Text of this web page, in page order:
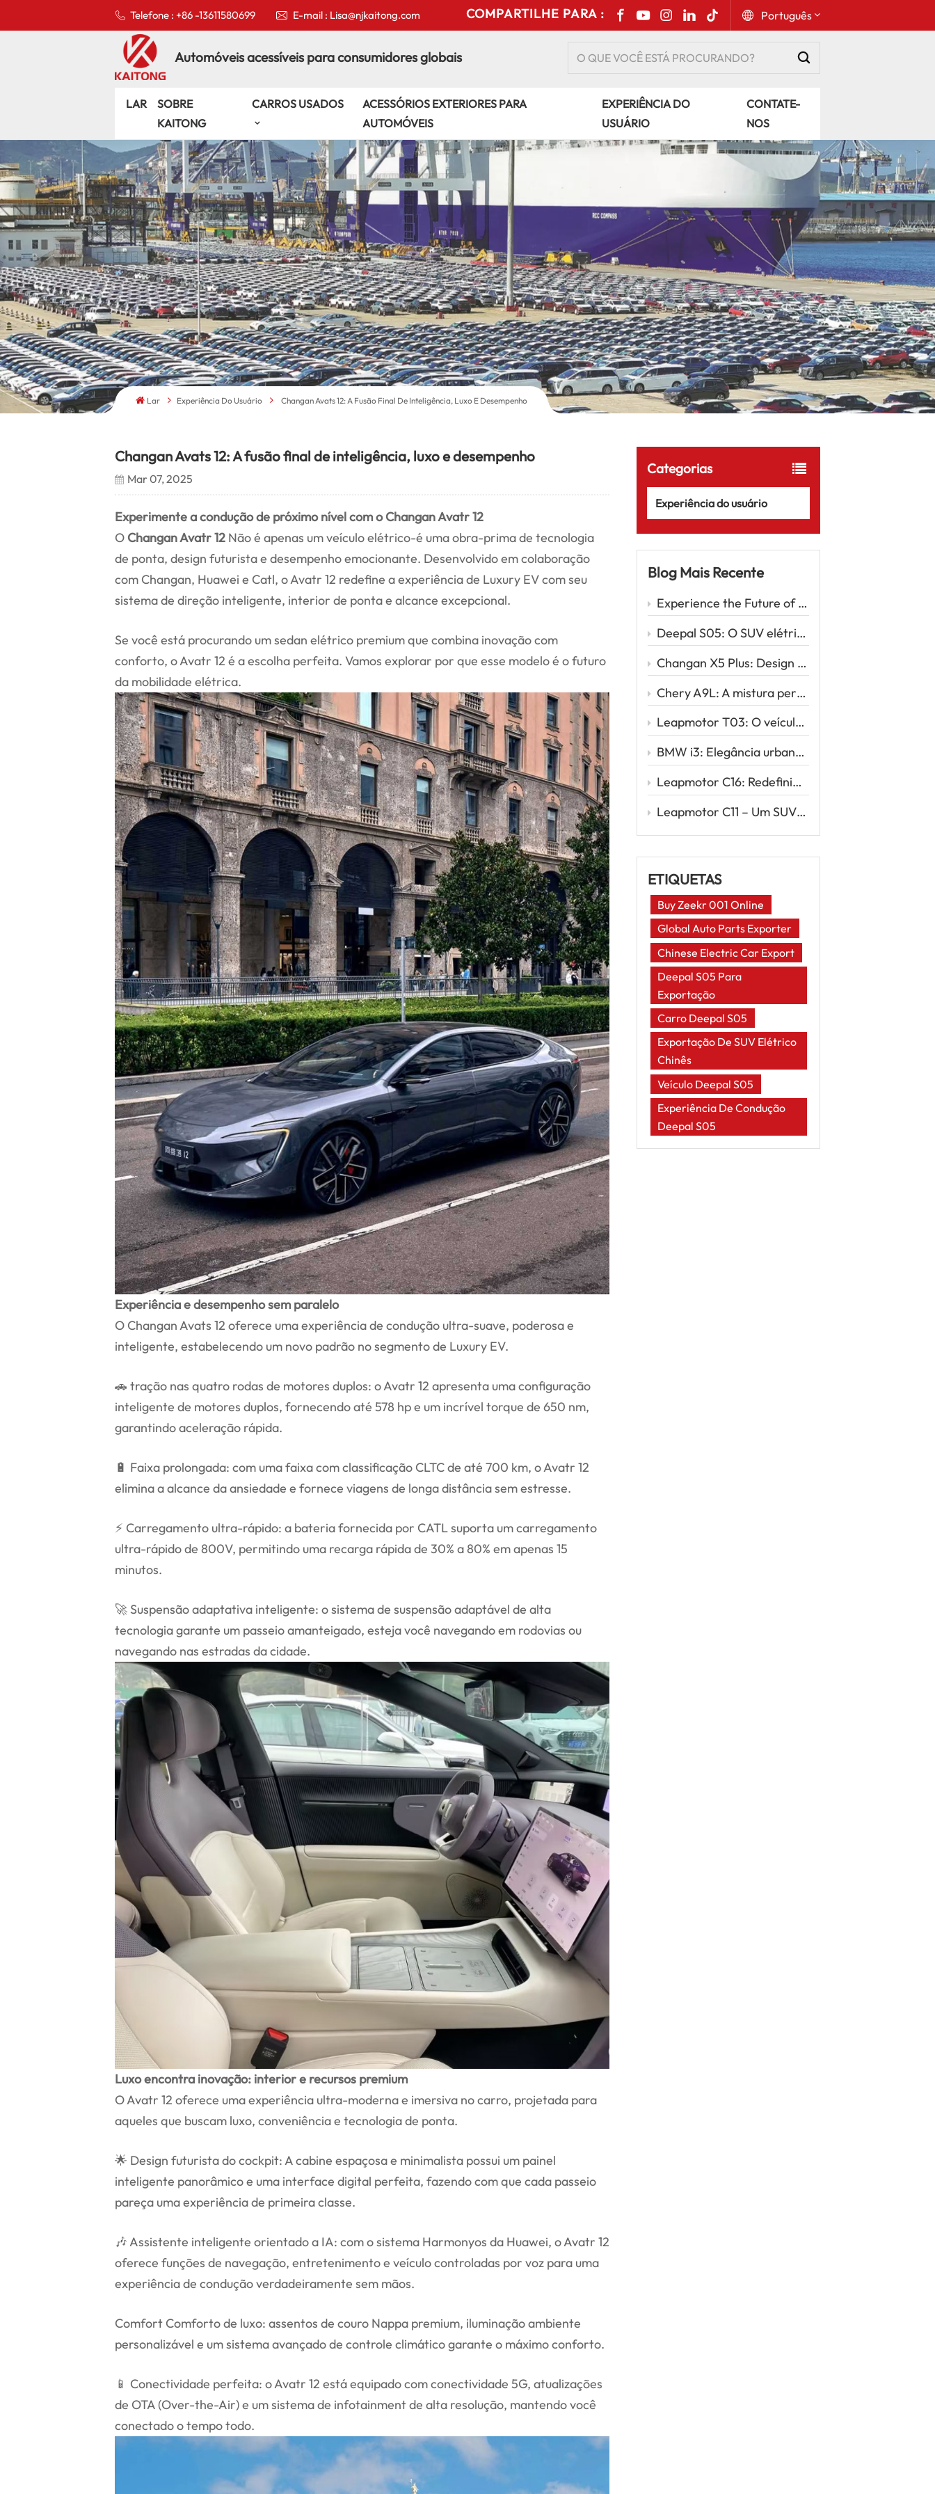
Telefone : +86 -13611580699 E-mail : Lisa@njkaitong.com COMPARTILHE PARA : Português
Русский
Español
Português
عربي
kiswahili
Automóveis acessíveis para consumidores globais
LAR
SOBRE
KAITONG
CARROS USADOS
ACESSÓRIOS EXTERIORES PARA
AUTOMÓVEIS
EXPERIÊNCIA DO
USUÁRIO
CONTATE-
NOS
Lar Experiência Do Usuário Changan Avats 12: A Fusão Final De Inteligência, Luxo E Desempenho
Categorias
Experiência do usuário
Blog Mais Recente
Experience the Future of Driving with the Zeekr 001 – A Luxury EV Redefining Performance and Comfort Car
Deepal S05: O SUV elétrico estiloso que redefine a mobilidade inteligente
Changan X5 Plus: Design esportivo, direção potente, valor excepcional
Chery A9L: A mistura perfeita de sofisticação e desempenho
Leapmotor T03: O veículo elétrico urbano inteligente para sua primeira viagem elétrica
BMW i3: Elegância urbana encontra inovação elétrica
Leapmotor C16: Redefinindo as viagens em família com energia elétrica inteligente
Leapmotor C11 – Um SUV elétrico inteligente para a nova era da condução
ETIQUETAS
Buy Zeekr 001 Online
Global Auto Parts Exporter
Chinese Electric Car Export
Deepal S05 Para
Exportação
Carro Deepal S05
Exportação De SUV Elétrico
Chinês
Veículo Deepal S05
Experiência De Condução
Deepal S05
Changan Avats 12: A fusão final de inteligência, luxo e desempenho
Mar 07, 2025
Experimente a condução de próximo nível com o Changan Avatr 12
O Changan Avatr 12Não é apenas um veículo elétrico-é uma obra-prima de tecnologia
de ponta, design futurista e desempenho emocionante. Desenvolvido em colaboração
com Changan, Huawei e Catl, o Avatr 12 redefine a experiência de Luxury EV com seu
sistema de direção inteligente, interior de ponta e alcance excepcional.
Se você está procurando um sedan elétrico premium que combina inovação com
conforto, o Avatr 12 é a escolha perfeita. Vamos explorar por que esse modelo é o futuro
da mobilidade elétrica.
Experiência e desempenho sem paralelo
O Changan Avats 12 oferece uma experiência de condução ultra-suave, poderosa e
inteligente, estabelecendo um novo padrão no segmento de Luxury EV.
🚗 tração nas quatro rodas de motores duplos: o Avatr 12 apresenta uma configuração
inteligente de motores duplos, fornecendo até 578 hp e um incrível torque de 650 nm,
garantindo aceleração rápida.
🔋 Faixa prolongada: com uma faixa com classificação CLTC de até 700 km, o Avatr 12
elimina a alcance da ansiedade e fornece viagens de longa distância sem estresse.
⚡ Carregamento ultra-rápido: a bateria fornecida por CATL suporta um carregamento
ultra-rápido de 800V, permitindo uma recarga rápida de 30% a 80% em apenas 15
minutos.
🚀 Suspensão adaptativa inteligente: o sistema de suspensão adaptável de alta
tecnologia garante um passeio amanteigado, esteja você navegando em rodovias ou
navegando nas estradas da cidade.
Luxo encontra inovação: interior e recursos premium
O Avatr 12 oferece uma experiência ultra-moderna e imersiva no carro, projetada para
aqueles que buscam luxo, conveniência e tecnologia de ponta.
🌟 Design futurista do cockpit: A cabine espaçosa e minimalista possui um painel
inteligente panorâmico e uma interface digital perfeita, fazendo com que cada passeio
pareça uma experiência de primeira classe.
🎶 Assistente inteligente orientado a IA: com o sistema Harmonyos da Huawei, o Avatr 12
oferece funções de navegação, entretenimento e veículo controladas por voz para uma
experiência de condução verdadeiramente sem mãos.
Comfort Comforto de luxo: assentos de couro Nappa premium, iluminação ambiente
personalizável e um sistema avançado de controle climático garante o máximo conforto.
📱 Conectividade perfeita: o Avatr 12 está equipado com conectividade 5G, atualizações
de OTA (Over-the-Air) e um sistema de infotainment de alta resolução, mantendo você
conectado o tempo todo.